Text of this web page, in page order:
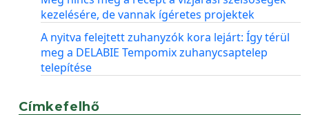
kezelésére, de vannak ígéretes projektek
A nyitva felejtett zuhanyzók kora lejárt: Így térül
meg a DELABIE Tempomix zuhanycsaptelep
telepítése
Címkefelhő